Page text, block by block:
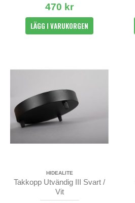
470 kr
LÄGG I VARUKORGEN
HIDEALITE
Takkopp Utvändig III Svart /
Vit